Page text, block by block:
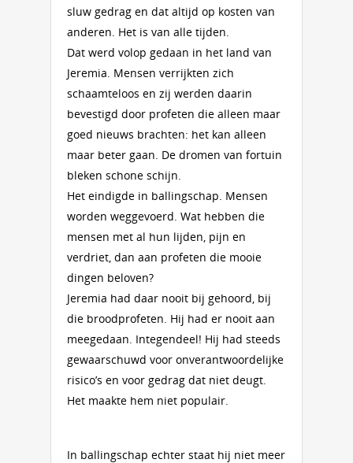
sluw gedrag en dat altijd op kosten van
anderen. Het is van alle tijden.
Dat werd volop gedaan in het land van
Jeremia. Mensen verrijkten zich
schaamteloos en zij werden daarin
bevestigd door profeten die alleen maar
goed nieuws brachten: het kan alleen
maar beter gaan. De dromen van fortuin
bleken schone schijn.
Het eindigde in ballingschap. Mensen
worden weggevoerd. Wat hebben die
mensen met al hun lijden, pijn en
verdriet, dan aan profeten die mooie
dingen beloven?
Jeremia had daar nooit bij gehoord, bij
die broodprofeten. Hij had er nooit aan
meegedaan. Integendeel! Hij had steeds
gewaarschuwd voor onverantwoordelijke
risico’s en voor gedrag dat niet deugt.
Het maakte hem niet populair.
In ballingschap echter staat hij niet meer